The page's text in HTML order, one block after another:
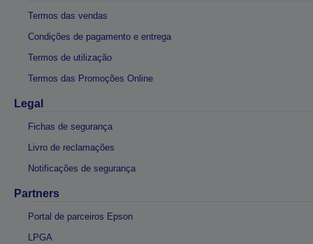
Termos das vendas
Condições de pagamento e entrega
Termos de utilização
Termos das Promoções Online
Legal
Fichas de segurança
Livro de reclamações
Notificações de segurança
Partners
Portal de parceiros Epson
LPGA